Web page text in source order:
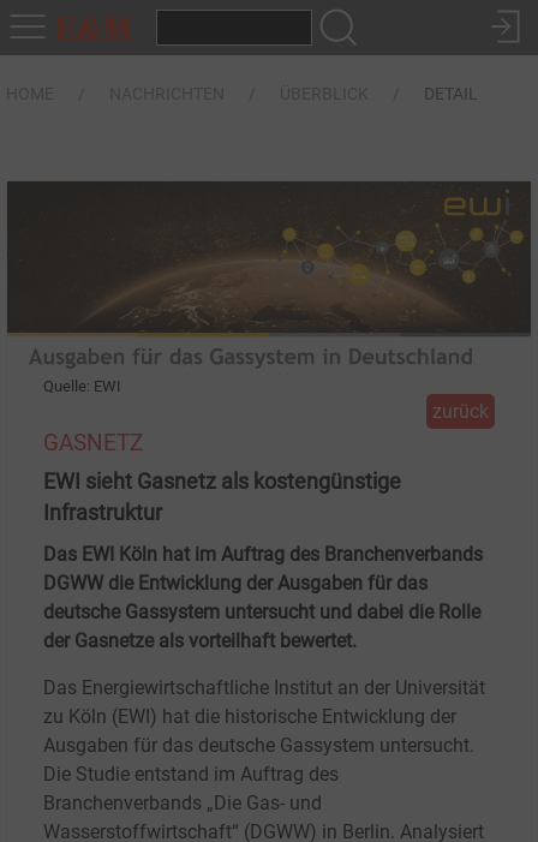
DETAIL
Quelle: EWI
zurück
GASNETZ
EWI sieht Gasnetz als kostengünstige
Infrastruktur
Das EWI Köln hat im Auftrag des Branchenverbands
DGWW die Entwicklung der Ausgaben für das
deutsche Gassystem untersucht und dabei die Rolle
der Gasnetze als vorteilhaft bewertet.
Das Energiewirtschaftliche Institut an der Universität
zu Köln (EWI) hat die historische Entwicklung der
Ausgaben für das deutsche Gassystem untersucht.
Die Studie entstand im Auftrag des
Branchenverbands „Die Gas- und
Wasserstoffwirtschaft“ (DGWW) in Berlin. Analysiert